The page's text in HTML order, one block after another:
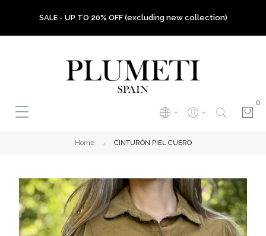
SALE - UP TO 20% OFF (excluding new collection)
0
Home CINTURÓN PIEL CUERO